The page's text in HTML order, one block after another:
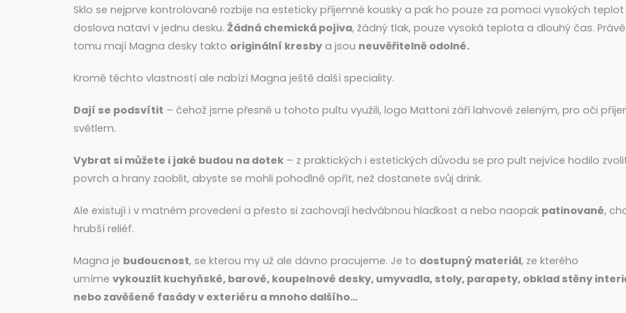
Sklo se nejprve kontrolovaně rozbije na esteticky příjemné kousky a pak ho pouze za pomoci vysokých teplot
doslova nataví v jednu desku. Žádná chemická pojiva, žádný tlak, pouze vysoká teplota a dlouhý čas.
tomu mají Magna desky takto originální kresby a jsou neuvěřitelně odolné.
Kromě těchto vlastností ale nabízí Magna ještě další speciality.
Dají se podsvítit – čehož jsme přesně u tohoto pultu využili, logo Mattoni září lahvově zeleným, pro oči
světlem.
Vybrat si můžete i jaké budou na dotek – z praktických i estetických důvodu se pro pult nejvíce hodilo
povrch a hrany zaoblit, abyste se mohli pohodlně opřít, než dostanete svůj drink.
Ale existují i v matném provedení a přesto si zachovají hedvábnou hladkost a nebo naopak patinované,
hrubší reliéf.
Magna je budoucnost, se kterou my už ale dávno pracujeme. Je to dostupný materiál, ze kterého
umíme vykouzlit kuchyňské, barové, koupelnové desky, umyvadla, stoly, parapety, obklad stěny
nebo zavěšené fasády v exteriéru a mnoho dalšího…